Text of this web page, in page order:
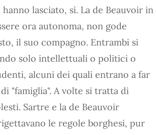
lasciato, sì. La de Beauvoir in
ora autonoma, non gode
il suo compagno. Entrambi si
solo intellettuali o politici o
alcuni dei quali entrano a far
"famiglia". A volte si tratta di
Sartre e la de Beauvoir
le regole borghesi, pur